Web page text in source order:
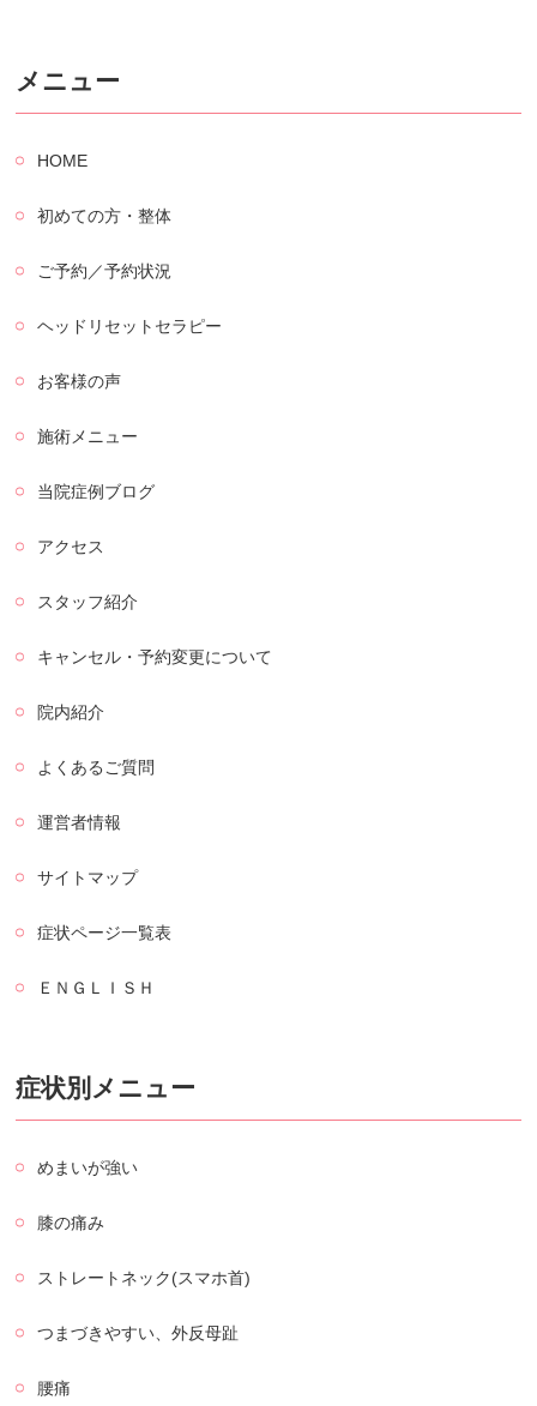
メニュー
HOME
初めての方・整体
ご予約／予約状況
ヘッドリセットセラピー
お客様の声
施術メニュー
当院症例ブログ
アクセス
スタッフ紹介
キャンセル・予約変更について
院内紹介
よくあるご質問
運営者情報
サイトマップ
症状ページ一覧表
ＥＮＧＬＩＳＨ
症状別メニュー
めまいが強い
膝の痛み
ストレートネック(スマホ首)
つまづきやすい、外反母趾
腰痛